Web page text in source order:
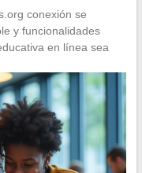
conexión se
y funcionalidades
en línea sea